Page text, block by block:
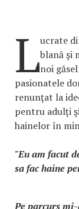
Lucrate
blană şi
noi
pasionatele
renunţat la
pentru adulţi
hainelor în
"Eu am facut
sa fac haine
Pe parcurs